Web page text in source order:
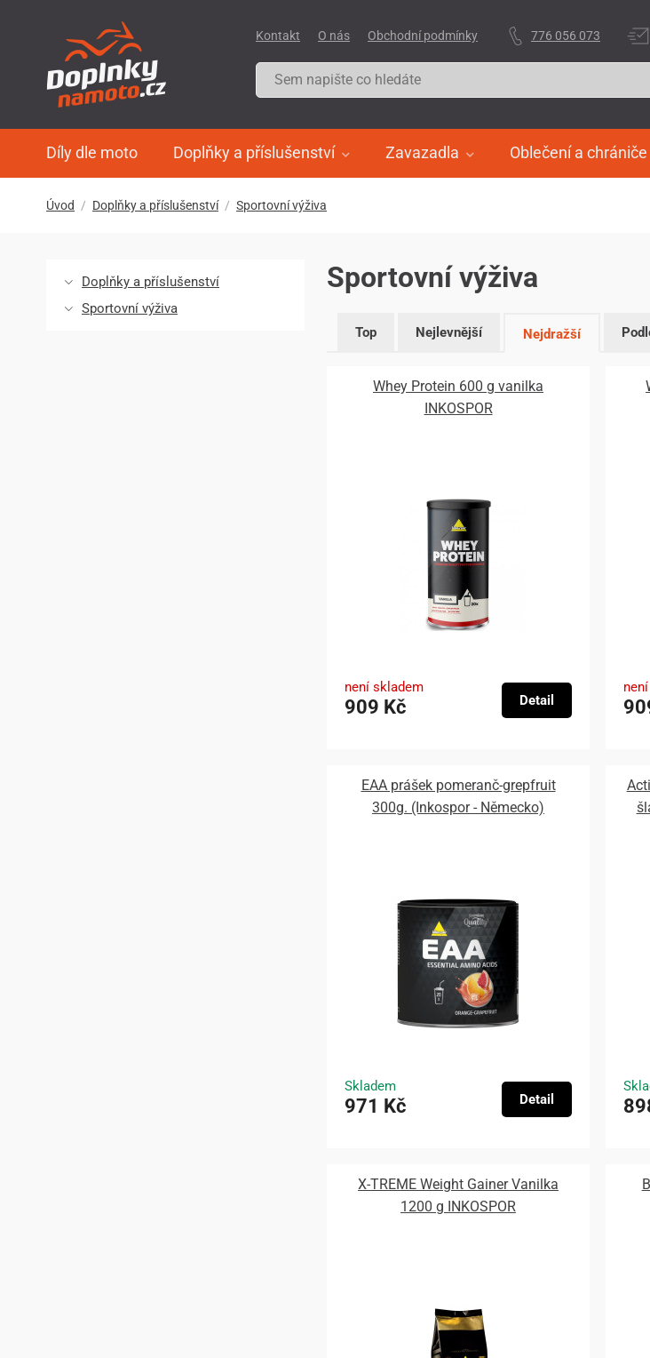
Díly dle moto Doplňky a příslušenství Zavazadla Oblečení a chrániče
Kontakt O nás Obchodní podmínky 776 056 073
Úvod Doplňky a příslušenství Sportovní výživa
Doplňky a příslušenství
Sportovní výživa
Sportovní výživa
Top Nejlevnější Nejdražší
Whey Protein 600 g vanilka
INKOSPOR
není skladem
909 Kč Detail
EAA prášek pomeranč-grepfruit
300g. (Inkospor - Německo)
Skladem
971 Kč Detail
X-TREME Weight Gainer Vanilka
1200 g INKOSPOR